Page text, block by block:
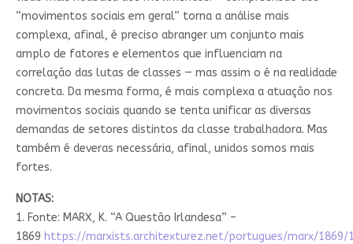
“movimentos sociais em geral” torna a análise mais
complexa, afinal, é preciso abranger um conjunto mais
amplo de fatores e elementos que influenciam na
correlação das lutas de classes — mas assim o é na realidade
concreta. Da mesma forma, é mais complexa a atuação nos
movimentos sociais quando se tenta unificar as diversas
demandas de setores distintos da classe trabalhadora. Mas
também é deveras necessária, afinal, unidos somos mais
fortes.
NOTAS:
1. Fonte: MARX, K. “A Questão Irlandesa” –
1869 https://marxists.architexturez.net/portugues/marx/1869/